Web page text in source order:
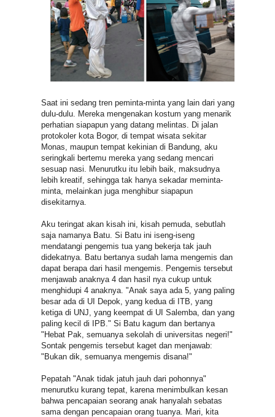
Saat ini sedang tren peminta-minta yang lain dari yang
dulu-dulu. Mereka mengenakan kostum yang menarik
perhatian siapapun yang datang melintas. Di jalan
protokoler kota Bogor, di tempat wisata sekitar
Monas, maupun tempat kekinian di Bandung, aku
seringkali bertemu mereka yang sedang mencari
sesuap nasi. Menurutku itu lebih baik, maksudnya
lebih kreatif, sehingga tak hanya sekadar meminta-
minta, melainkan juga menghibur siapapun
disekitarnya.
Aku teringat akan kisah ini, kisah pemuda, sebutlah
saja namanya Batu. Si Batu ini iseng-iseng
mendatangi pengemis tua yang bekerja tak jauh
didekatnya. Batu bertanya sudah lama mengemis dan
dapat berapa dari hasil mengemis. Pengemis tersebut
menjawab anaknya 4 dan hasil nya cukup untuk
menghidupi 4 anaknya. "Anak saya ada 5, yang paling
besar ada di UI Depok, yang kedua di ITB, yang
ketiga di UNJ, yang keempat di UI Salemba, dan yang
paling kecil di IPB." Si Batu kagum dan bertanya
"Hebat Pak, semuanya sekolah di universitas negeri!"
Sontak pengemis tersebut kaget dan menjawab:
"Bukan dik, semuanya mengemis disana!"
Pepatah "Anak tidak jatuh jauh dari pohonnya"
menurutku kurang tepat, karena menimbulkan kesan
bahwa pencapaian seorang anak hanyalah sebatas
sama dengan pencapaian orang tuanya. Mari, kita